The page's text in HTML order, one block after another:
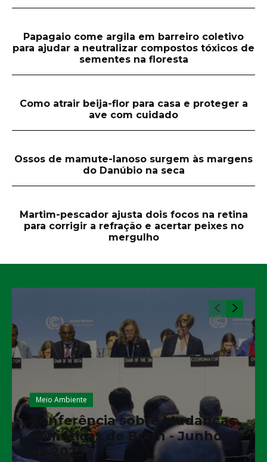
Papagaio come argila em barreiro coletivo
para ajudar a neutralizar compostos tóxicos de
sementes na floresta
Como atrair beija-flor para casa e proteger a
ave com cuidado
Ossos de mamute-lanoso surgem às margens
do Danúbio na seca
Martim-pescador ajusta dois focos na retina
para corrigir a refração e acertar peixes no
mergulho
Meio Ambiente
Conferência sobre Mudanças
Climáticas de Bonn - Junho
de 2025